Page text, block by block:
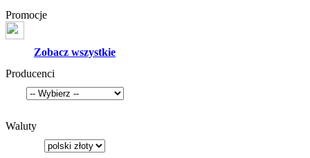
Promocje
Zobacz wszystkie
Producenci
Waluty